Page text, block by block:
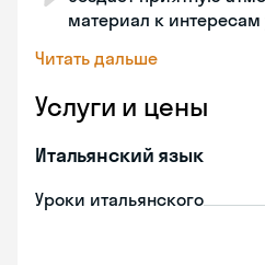
материал к интересам
Читать дальше
Услуги и цены
Итальянский язык
Уроки итальянского